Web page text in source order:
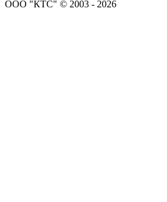
ООО "КТС" © 2003 - 2026